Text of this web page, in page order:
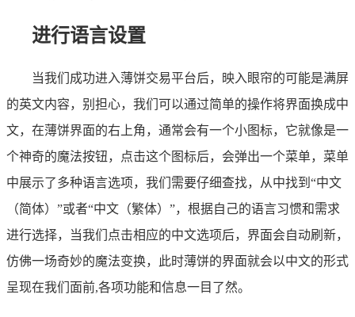
进行语言设置
当我们成功进入薄饼交易平台后，映入眼帘的可能是满屏
的英文内容，别担心，我们可以通过简单的操作将界面换成中
文，在薄饼界面的右上角，通常会有一个小图标，它就像是一
个神奇的魔法按钮，点击这个图标后，会弹出一个菜单，菜单
中展示了多种语言选项，我们需要仔细查找，从中找到“中文
（简体）”或者“中文（繁体）”，根据自己的语言习惯和需求
进行选择，当我们点击相应的中文选项后，界面会自动刷新，
仿佛一场奇妙的魔法变换，此时薄饼的界面就会以中文的形式
呈现在我们面前,各项功能和信息一目了然。